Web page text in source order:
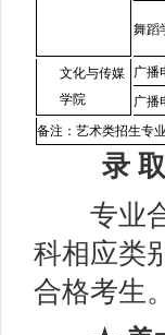
舞蹈
文化与传媒
学院
广播
广播
备注：艺术类招生专
录
专业合
科相应类
合格考生。